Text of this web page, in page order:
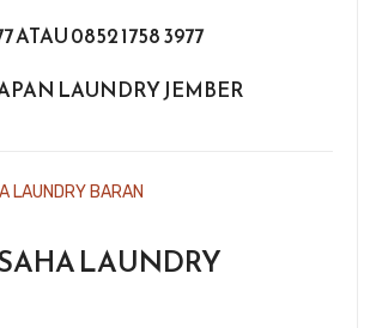
ATAU 0852 1758 3977
LAUNDRY JEMBER
LAUNDRY